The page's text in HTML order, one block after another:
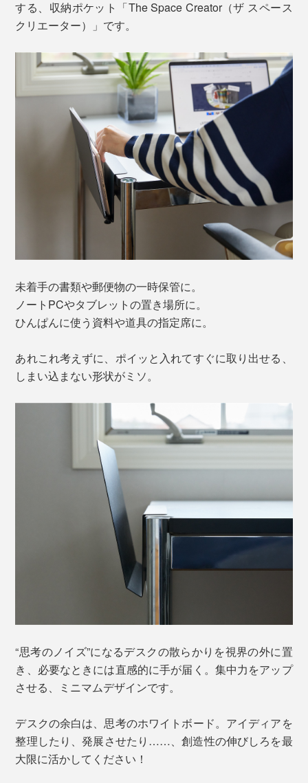
する、収納ポケット「The Space Creator（ザ スペース
クリエーター）」です。
未着手の書類や郵便物の一時保管に。
ノートPCやタブレットの置き場所に。
ひんぱんに使う資料や道具の指定席に。
あれこれ考えずに、ポイッと入れてすぐに取り出せる、
しまい込まない形状がミソ。
“思考のノイズ”になるデスクの散らかりを視界の外に置
き、必要なときには直感的に手が届く。集中力をアップ
させる、ミニマムデザインです。
デスクの余白は、思考のホワイトボード。アイディアを
整理したり、発展させたり……、創造性の伸びしろを最
大限に活かしてください！